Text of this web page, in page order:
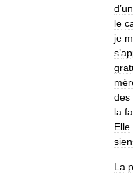
d’
le
je
s’
des
la
Elle
La